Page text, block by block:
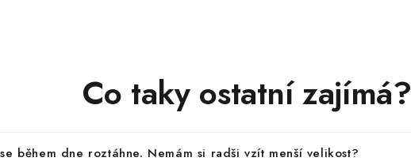
Co taky ostatní zajímá?
během dne roztáhne. Nemám si radši vzít menší velikost?